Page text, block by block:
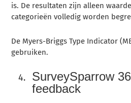
is. De resultaten zijn alleen
categorieën volledig worden
De Myers-Briggs Type Indicator
gebruiken.
SurveySparrow
feedback